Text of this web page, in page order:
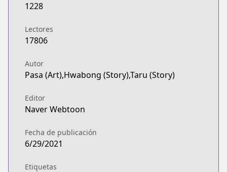
1228
Lectores
17806
Autor
Pasa (Art),Hwabong (Story),Taru (Story)
Editor
Naver Webtoon
Fecha de publicación
6/29/2021
Etiquetas